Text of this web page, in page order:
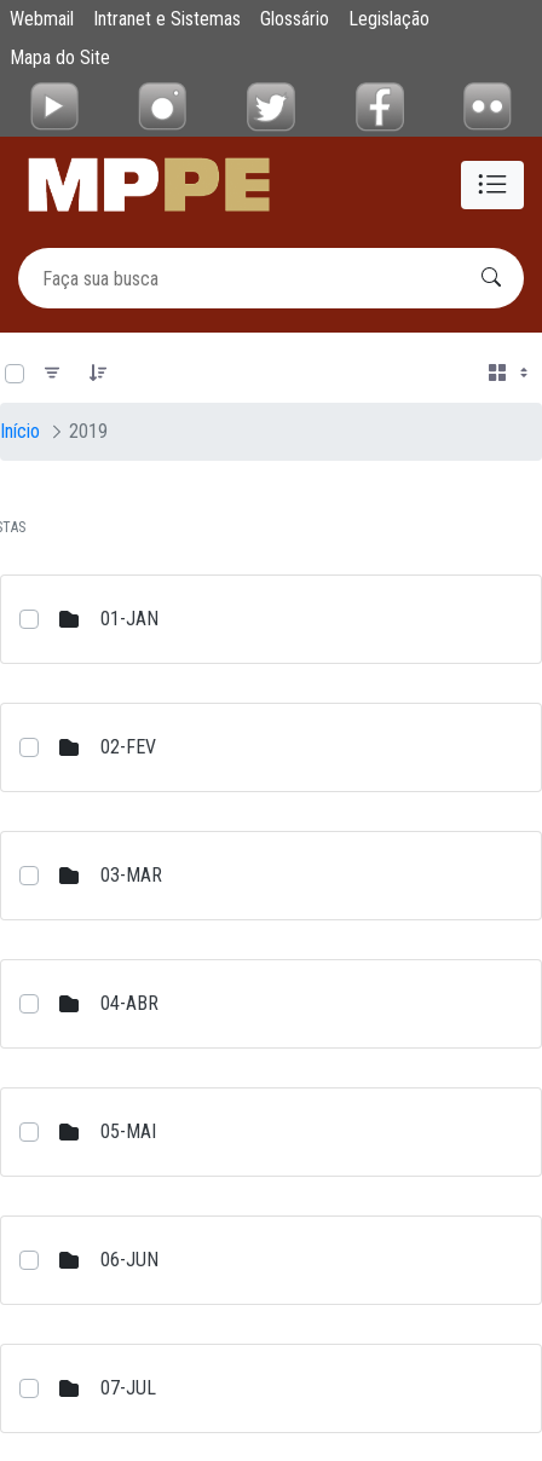
Pular para o Conteúdo principal
Documentos
Webmail Intranet e Sistemas Glossário
Legislação
Mapa do Site
Início 2019
01-JAN
02-FEV
03-MAR
04-ABR
05-MAI
06-JUN
07-JUL